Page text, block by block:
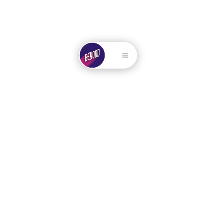
. . . . .....
.